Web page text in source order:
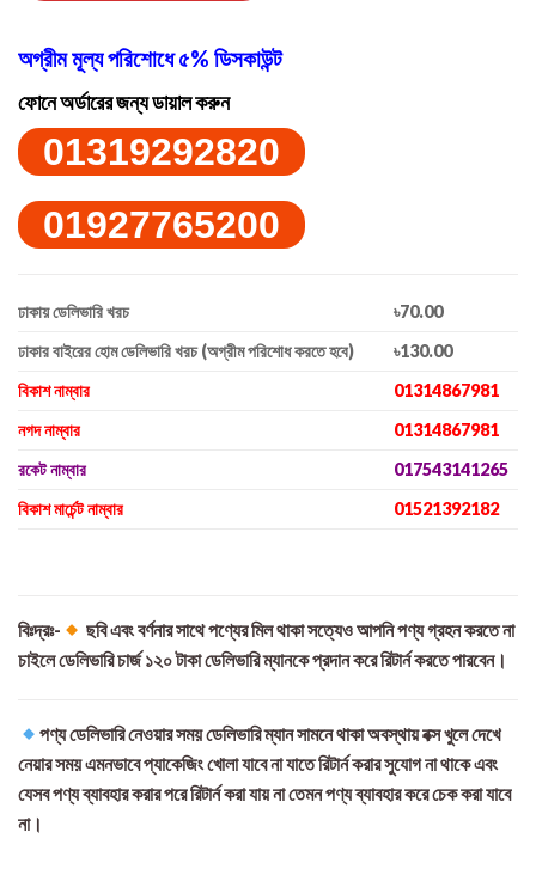
অগ্রীম মূল্য পরিশোধে ৫% ডিসকাউন্ট
ফোনে অর্ডারের জন্য ডায়াল করুন
01319292820
01927765200
ঢাকায় ডেলিভারি খরচ
৳70.00
ঢাকার বাইরের হোম ডেলিভারি খরচ (অগ্রীম পরিশোধ করতে হবে)
৳130.00
বিকাশ নাম্বার
01314867981
নগদ নাম্বার
01314867981
রকেট নাম্বার
017543141265
বিকাশ মার্চেন্ট নাম্বার
01521392182
বিঃদ্রঃ-
ছবি এবং বর্ণনার সাথে পণ্যের মিল থাকা সত্যেও আপনি পণ্য গ্রহন করতে না
চাইলে ডেলিভারি চার্জ ১২০ টাকা ডেলিভারি ম্যানকে প্রদান করে রিটার্ন করতে পারবেন।
পণ্য ডেলিভারি নেওয়ার সময় ডেলিভারি ম্যান সামনে থাকা অবস্থায় বক্স খুলে দেখে
নেয়ার সময় এমনভাবে প্যাকেজিং খোলা যাবে না যাতে রিটার্ন করার সুযোগ না থাকে এবং
যেসব পণ্য ব্যাবহার করার পরে রিটার্ন করা যায় না তেমন পণ্য ব্যাবহার করে চেক করা যাবে
না।